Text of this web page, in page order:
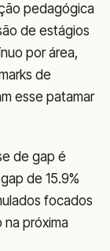
pedagógica
de estágios
por área,
de
esse patamar
de gap é
de 15.9%
focados
na próxima